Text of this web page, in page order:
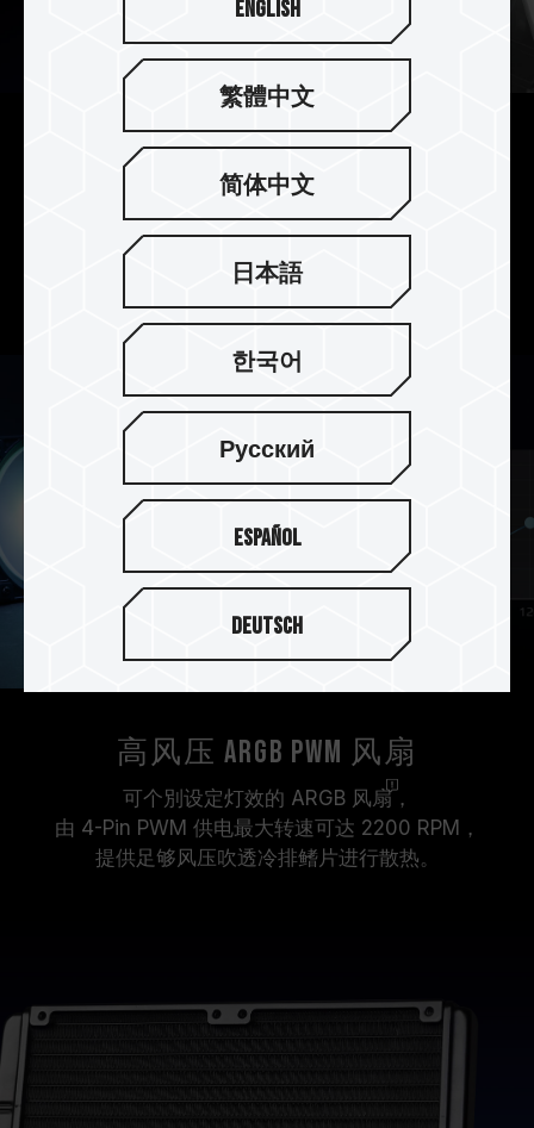
顶尖散热性能 Asetek 方案水泵
T-FORCE SIREN GA240M ARGB CPU 一体式水
使用 Asetek 水泵马达架构，带来超高效率且穩定
高风压 ARGB PWM 风扇
可个別设定灯效的 ARGB 风扇，
由 4-Pin PWM 供电最大转速可达 2200 RPM，
提供足够风压吹透冷排鳍片进行散热。
English
繁體中文
简体中文
日本語
한국어
Русский
Español
Deutsch